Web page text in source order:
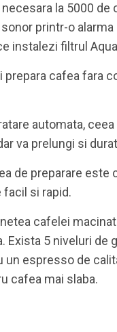
la 5000 de
printr-o
instalezi filtrul
cafea fara
automata,
va prelungi si
de preparare
si rapid.
cafelei
Exista 5 niveluri de
espresso de
cafea mai slaba.